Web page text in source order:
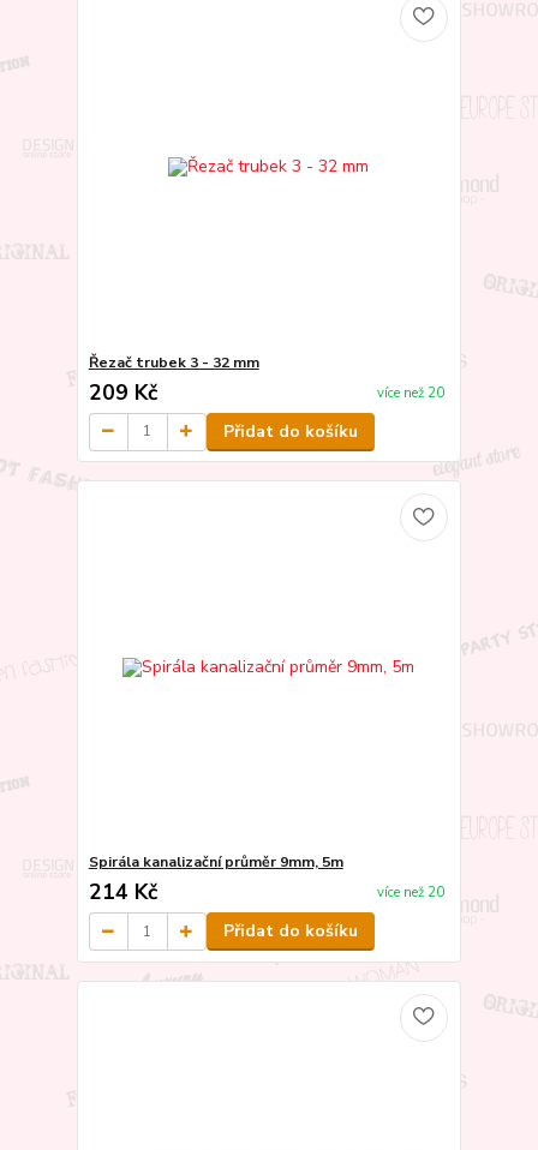
Řezač trubek 3 - 32 mm
209 Kč více než 20
Přidat do košíku
Spirála kanalizační průměr 9mm, 5m
214 Kč více než 20
Přidat do košíku